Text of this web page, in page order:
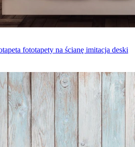
fototapety na ścianę imitacja deski